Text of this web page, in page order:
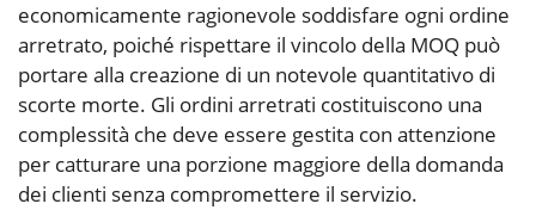
economicamente ragionevole soddisfare ogni ordine
arretrato, poiché rispettare il vincolo della MOQ può
portare alla creazione di un notevole quantitativo di
scorte morte. Gli ordini arretrati costituiscono una
complessità che deve essere gestita con attenzione
per catturare una porzione maggiore della domanda
dei clienti senza compromettere il servizio.